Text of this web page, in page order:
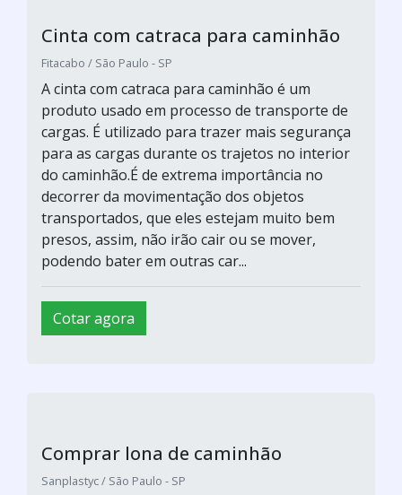
Cinta com catraca para caminhão
Fitacabo / São Paulo - SP
A cinta com catraca para caminhão é um
produto usado em processo de transporte de
cargas. É utilizado para trazer mais segurança
para as cargas durante os trajetos no interior
do caminhão.É de extrema importância no
decorrer da movimentação dos objetos
transportados, que eles estejam muito bem
presos, assim, não irão cair ou se mover,
podendo bater em outras car...
Cotar agora
Comprar lona de caminhão
Sanplastyc / São Paulo - SP